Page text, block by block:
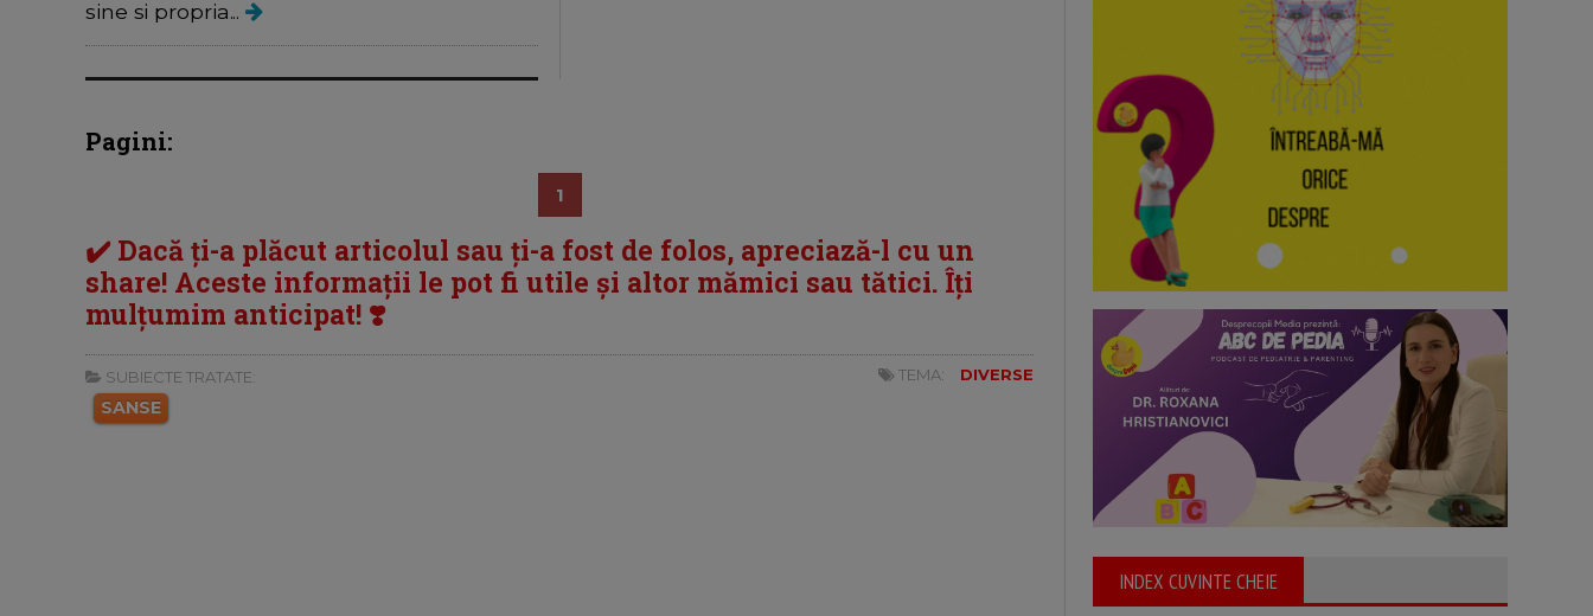
sine si propria...
Pagini:
1
✔️ Dacă ți-a plăcut articolul sau ți-a fost de folos, apreciază-l cu un
share! Aceste informații le pot fi utile și altor mămici sau tătici. Îți
mulțumim anticipat! ❣️
SUBIECTE TRATATE:
SANSE
TEMA: DIVERSE
INDEX CUVINTE CHEIE